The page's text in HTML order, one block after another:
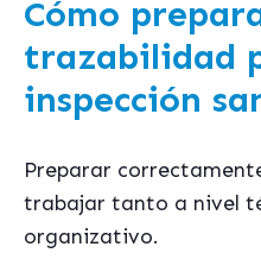
Cómo
trazabilidad
inspección
Preparar
trabajar tanto a nivel
organizativo.